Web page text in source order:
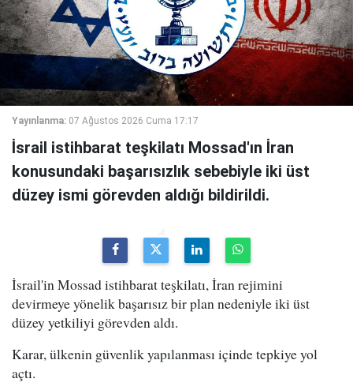
Yayınlanma: 07 Ağustos 2026 Cuma 17:17
İsrail istihbarat teşkilatı Mossad'ın İran
konusundaki başarısızlık sebebiyle iki üst
düzey ismi görevden aldığı bildirildi.
İsrail'in Mossad istihbarat teşkilatı, İran rejimini
devirmeye yönelik başarısız bir plan nedeniyle iki üst
düzey yetkiliyi görevden aldı.
Karar, ülkenin güvenlik yapılanması içinde tepkiye yol
açtı.